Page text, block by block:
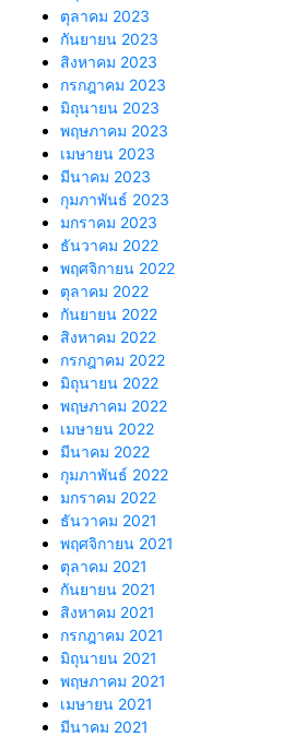
ตุลาคม 2023
กันยายน 2023
สิงหาคม 2023
กรกฎาคม 2023
มิถุนายน 2023
พฤษภาคม 2023
เมษายน 2023
มีนาคม 2023
กุมภาพันธ์ 2023
มกราคม 2023
ธันวาคม 2022
พฤศจิกายน 2022
ตุลาคม 2022
กันยายน 2022
สิงหาคม 2022
กรกฎาคม 2022
มิถุนายน 2022
พฤษภาคม 2022
เมษายน 2022
มีนาคม 2022
กุมภาพันธ์ 2022
มกราคม 2022
ธันวาคม 2021
พฤศจิกายน 2021
ตุลาคม 2021
กันยายน 2021
สิงหาคม 2021
กรกฎาคม 2021
มิถุนายน 2021
พฤษภาคม 2021
เมษายน 2021
มีนาคม 2021